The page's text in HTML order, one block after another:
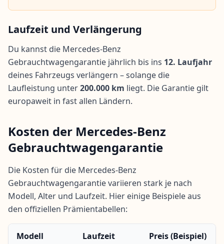
Laufzeit und Verlängerung
Du kannst die Mercedes-Benz
Gebrauchtwagengarantie jährlich bis ins 12. Laufjahr
deines Fahrzeugs verlängern – solange die
Laufleistung unter200.000 km liegt. Die Garantie gilt
europaweit in fast allen Ländern.
Kosten der Mercedes-Benz
Gebrauchtwagengarantie
Die Kosten für die Mercedes-Benz
Gebrauchtwagengarantie variieren stark je nach
Modell, Alter und Laufzeit. Hier einige Beispiele aus
den offiziellen Prämientabellen:
Modell Laufzeit Preis (Beispiel)